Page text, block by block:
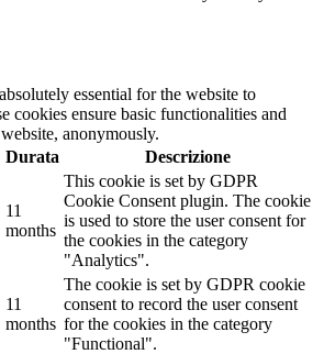
essential for the website to
cookies ensure basic functionalities and
anonymously.
Durata Descrizione
11
months
This cookie is set by GDPR
Cookie Consent plugin. The cookie
is used to store the user consent for
the cookies in the category
"Analytics".
11
months
The cookie is set by GDPR cookie
consent to record the user consent
for the cookies in the category
"Functional".